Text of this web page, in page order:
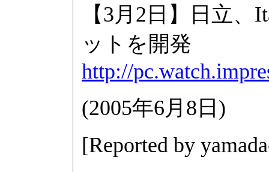
【3月2日】日立
ットを開発
http://
(2005年6月8日 )
[Reported by